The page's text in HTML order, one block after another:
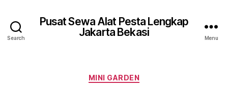
Search
Pusat Sewa Alat Pesta Lengkap
Jakarta Bekasi
Menu
Categories
MINI GARDEN